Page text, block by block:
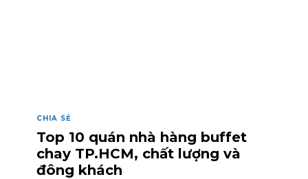
CHIA SẺ
Top 10 quán nhà hàng buffet
chay TP.HCM, chất lượng và
đông khách